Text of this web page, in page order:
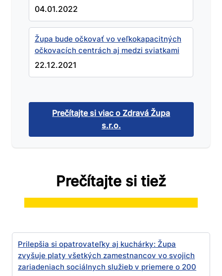
04.01.2022
Župa bude očkovať vo veľkokapacitných
očkovacích centrách aj medzi sviatkami
22.12.2021
Prečítajte si viac o Zdravá Župa
s.r.o.
Prečítajte si tiež
Prilepšia si opatrovateľky aj kuchárky: Župa
zvyšuje platy všetkých zamestnancov vo svojich
zariadeniach sociálnych služieb v priemere o 200